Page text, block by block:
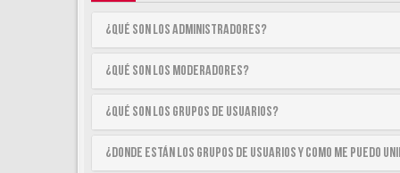
¿Qué son los Administradores?
¿Qué son los Moderadores?
¿Qué son los Grupos de Usuarios?
¿Donde están los Grupos de Usuarios y como me puedo